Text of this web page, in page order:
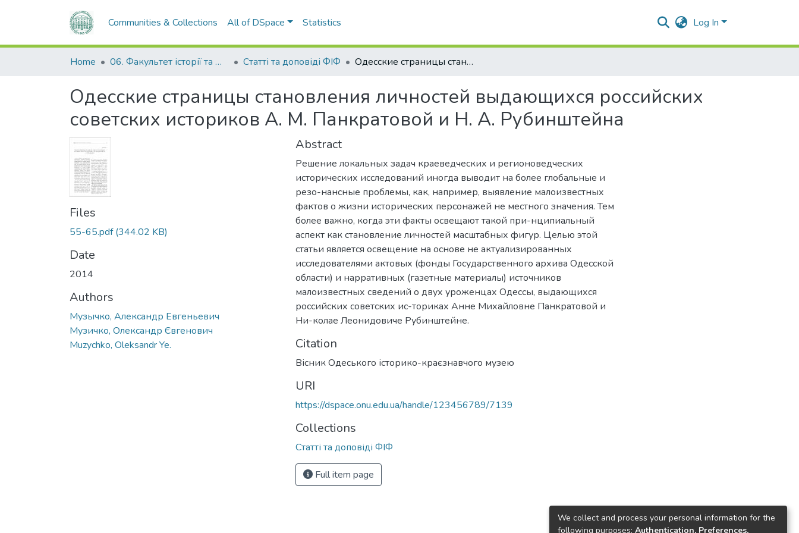
Communities & Collections All of DSpace Statistics Log In
Home 06. Факультет історії та філософії Статті та доповіді ФІФ Одесские страницы становления личностей выдающихся российских советских историков А. М. Панкратовой и Н. А. Рубинштейна
Одесские страницы становления личностей выдающихся российских
советских историков А. М. Панкратовой и Н. А. Рубинштейна
Files
55-65.pdf(344.02 KB)
Date
2014
Authors
Музычко, Александр Евгеньевич
Музичко, Олександр Євгенович
Muzychko, Oleksandr Ye.
Abstract
Решение локальных задач краеведческих и регионоведческих
исторических исследований иногда выводит на более глобальные и
резо-нансные проблемы, как, например, выявление малоизвестных
фактов о жизни исторических персонажей не местного значения. Тем
более важно, когда эти факты освещают такой при-нципиальный
аспект как становление личностей масштабных фигур. Целью этой
статьи является освещение на основе не актуализированных
исследователями актовых (фонды Государственного архива Одесской
области) и нарративных (газетные материалы) источников
малоизвестных сведений о двух уроженцах Одессы, выдающихся
российских советских ис-ториках Анне Михайловне Панкратовой и
Ни-колае Леонидовиче Рубинштейне.
Citation
Вісник Одеського історико-краєзнавчого музею
URI
https://dspace.onu.edu.ua/handle/123456789/7139
Collections
Статті та доповіді ФІФ
Full item page
We collect and process your personal information for the
following purposes: Authentication, Preferences,